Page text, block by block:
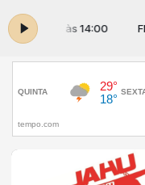
12:05 às 14:00